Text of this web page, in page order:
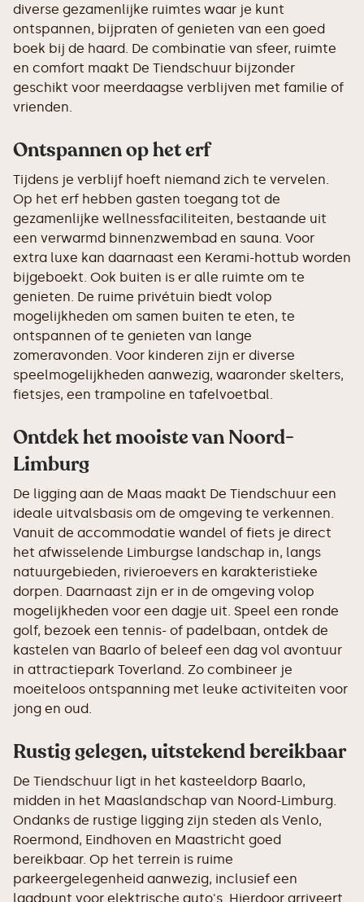
diverse gezamenlijke ruimtes waar je kunt
ontspannen, bijpraten of genieten van een goed
boek bij de haard. De combinatie van sfeer, ruimte
en comfort maakt De Tiendschuur bijzonder
geschikt voor meerdaagse verblijven met familie of
vrienden.
Ontspannen op het erf
Tijdens je verblijf hoeft niemand zich te vervelen.
Op het erf hebben gasten toegang tot de
gezamenlijke wellnessfaciliteiten, bestaande uit
een verwarmd binnenzwembad en sauna. Voor
extra luxe kan daarnaast een Kerami-hottub worden
bijgeboekt. Ook buiten is er alle ruimte om te
genieten. De ruime privétuin biedt volop
mogelijkheden om samen buiten te eten, te
ontspannen of te genieten van lange
zomeravonden. Voor kinderen zijn er diverse
speelmogelijkheden aanwezig, waaronder skelters,
fietsjes, een trampoline en tafelvoetbal.
Ontdek het mooiste van Noord-
Limburg
De ligging aan de Maas maakt De Tiendschuur een
ideale uitvalsbasis om de omgeving te verkennen.
Vanuit de accommodatie wandel of fiets je direct
het afwisselende Limburgse landschap in, langs
natuurgebieden, rivieroevers en karakteristieke
dorpen. Daarnaast zijn er in de omgeving volop
mogelijkheden voor een dagje uit. Speel een ronde
golf, bezoek een tennis- of padelbaan, ontdek de
kastelen van Baarlo of beleef een dag vol avontuur
in attractiepark Toverland. Zo combineer je
moeiteloos ontspanning met leuke activiteiten voor
jong en oud.
Rustig gelegen, uitstekend bereikbaar
De Tiendschuur ligt in het kasteeldorp Baarlo,
midden in het Maaslandschap van Noord-Limburg.
Ondanks de rustige ligging zijn steden als Venlo,
Roermond, Eindhoven en Maastricht goed
bereikbaar. Op het terrein is ruime
parkeergelegenheid aanwezig, inclusief een
laadpunt voor elektrische auto's. Hierdoor arriveert